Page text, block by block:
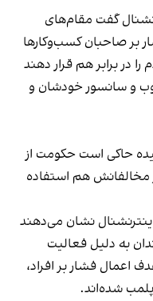
گفت مقام‌های
بر صاحبان کسب‌وکارها
در برابر هم قرار دهند
و سانسور خودشان و
حاکی است حکومت از
مخالفانش هم استفاده
نشان می‌دهند
به دلیل فعالیت
اعمال فشار بر افراد،
شده‌اند.